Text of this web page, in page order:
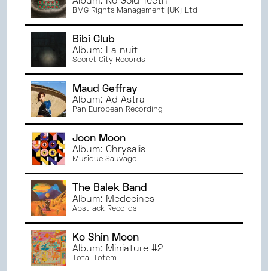
NOVEMBRE2024
OCTOBRE
SEPTEMBRE2024
JUIN
2024
MAI
2024
AVRIL
MARS
2024
FÉVRIER2024
JANVIER2024
DÉCEMBRE2023
NOVEMBRE2023
OCTOBRE2023
SEPTEMBRE2023
JUIN2023
AVRIL
2023
MARS
2023
FÉVRIER
PARIS
BORDEAUX
RENNES
ANGERS
TOURS
AMIENS
BMG Rights Management (UK) Ltd
Bibi Club
Album: La nuit
Secret City Records
Maud Geffray
Album: Ad Astra
Pan European Recording
Joon Moon
Album: Chrysalis
Musique Sauvage
The Balek Band
Album: Medecines
Abstrack Records
Ko Shin Moon
Album: Miniature #2
Total Totem